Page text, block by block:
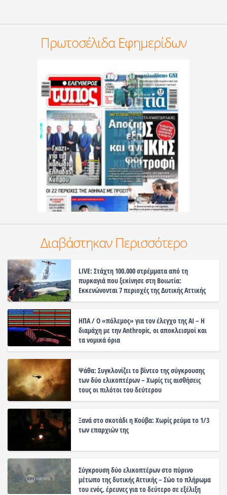
Πρωτοσέλιδα Εφημερίδων
Διαβάστηκαν Περισσότερο
LIVE: Στάχτη 100.000 στρέμματα από τη
πυρκαγιά που ξεκίνησε στη Βοιωτία:
Εκκενώνονται 7 περιοχές της Δυτικής Αττικής
ΗΠΑ / Ο «πόλεμος» για τον έλεγχο της ΑΙ – Η
διαμάχη με την Anthropic, οι αποκλεισμοί και
τα νομικά όρια
Ψάθα: Συγκλονίζει το βίντεο της σύγκρουσης
των δύο ελικοπτέρων – Χωρίς τις αισθήσεις
τους οι πιλότοι του δεύτερου
Ξανά στο σκοτάδι η Κούβα: Χωρίς ρεύμα το 1/3
των επαρχιών της
Σύγκρουση δύο ελικοπτέρων στο πύρινο
μέτωπο της δυτικής Αττικής – Σώο το πλήρωμα
του ενός, έρευνες για το δεύτερο σε εξέλιξη